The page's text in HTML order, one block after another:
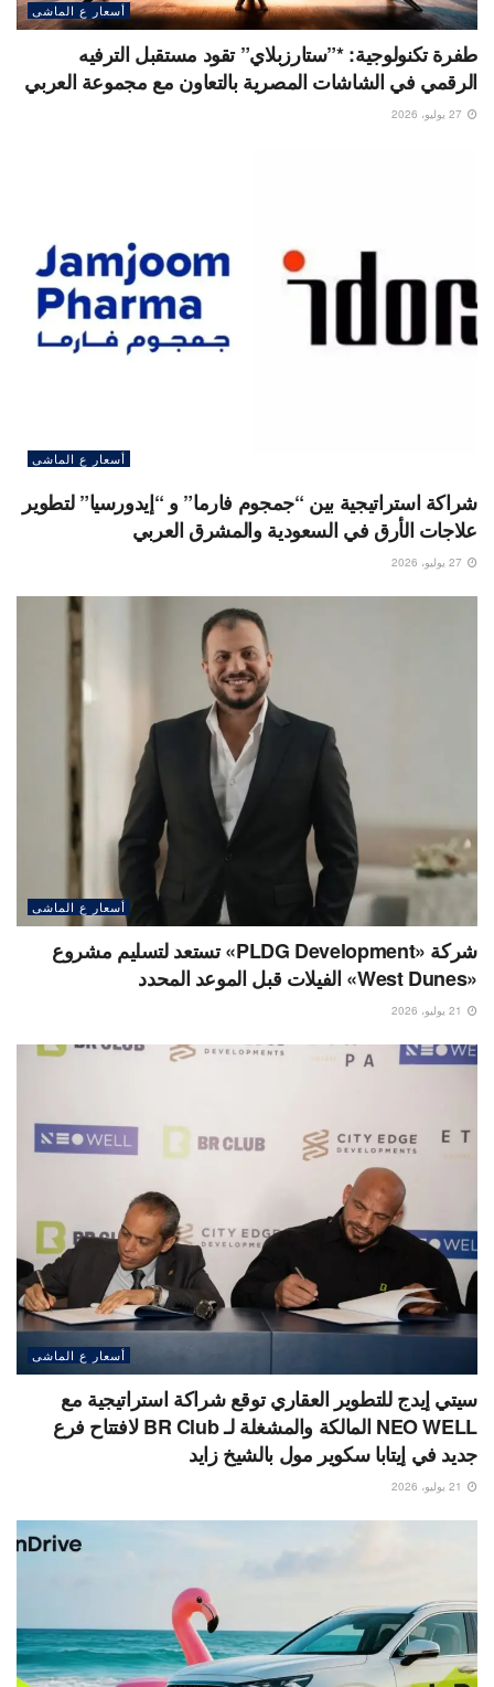
أسعار ع الماشى
طفرة تكنولوجية: *”ستارزبلاي” تقود مستقبل الترفيه
الرقمي في الشاشات المصرية بالتعاون مع مجموعة العربي
أسعار ع الماشى
شراكة استراتيجية بين “جمجوم فارما” و “إيدورسيا” لتطوير
علاجات الأرق في السعودية والمشرق العربي
أسعار ع الماشى
شركة «PLDG Development» تستعد لتسليم مشروع
«West Dunes» الفيلات قبل الموعد المحدد
أسعار ع الماشى
سيتي إيدج للتطوير العقاري توقع شراكة استراتيجية مع
NEO WELL المالكة والمشغلة لـ BR Club لافتتاح فرع
جديد في إيتابا سكوير مول بالشيخ زايد